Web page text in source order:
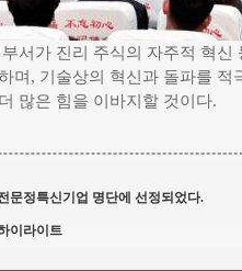
서가 진리 주식의 자주적 혁
며, 기술상의 혁신과 돌파를
많은 힘을 이바지할 것이다.
문정특신기업 명단에 선정되었다.
이라이트